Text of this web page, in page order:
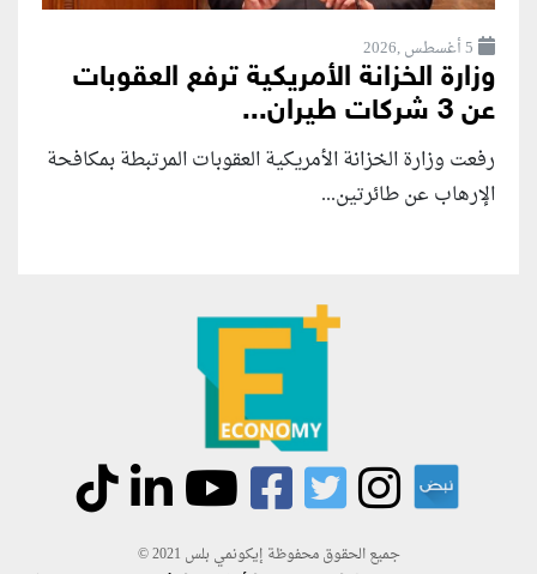
5 أغسطس ,2026
وزارة الخزانة الأمريكية ترفع العقوبات
عن 3 شركات طيران...
رفعت وزارة الخزانة الأمريكية العقوبات المرتبطة بمكافحة
الإرهاب عن طائرتين...
جميع الحقوق محفوظة إيكونمي بلس 2021 ©